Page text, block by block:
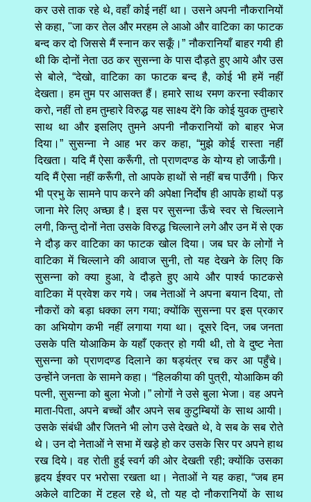
कर उसे ताक रहे थे, वहाँ कोई नहीं था। उसने अपनी नौकरानियों
से कहा, "जा कर तेल और मरहम ले आओ और वाटिका का फाटक
बन्द कर दो जिससे मैं स्नान कर सकूँ।” नौकरानियाँ बाहर गयी ही
थी कि दोनों नेता उठ कर सुसन्ना के पास दौड़ते हुए आये और उस
से बोले, “देखो, वाटिका का फाटक बन्द है, कोई भी हमें नहीं
देखता। हम तुम पर आसक्त हैं। हमारे साथ रमण करना स्वीकार
करो, नहीं तो हम तुम्हारे विरुद्ध यह साक्ष्य देंगे कि कोई युवक तुम्हारे
साथ था और इसलिए तुमने अपनी नौकरानियों को बाहर भेज
दिया।” सुसन्ना ने आह भर कर कहा, “मुझे कोई रास्ता नहीं
दिखता। यदि मैं ऐसा करूँगी, तो प्राणदण्ड के योग्य हो जाऊँगी।
यदि मैं ऐसा नहीं करूँगी, तो आपके हाथों से नहीं बच पाउँगी। फिर
भी प्रभु के सामने पाप करने की अपेक्षा निर्दोष ही आपके हाथों पड़
जाना मेरे लिए अच्छा है। इस पर सुसन्ना ऊँचे स्वर से चिल्लाने
लगी, किन्तु दोनों नेता उसके विरुद्ध चिल्लाने लगे और उन में से एक
ने दौड़ कर वाटिका का फाटक खोल दिया। जब घर के लोगों ने
वाटिका में चिल्लाने की आवाज सुनी, तो यह देखने के लिए कि
सुसन्ना को क्या हुआ, वे दौड़ते हुए आये और पार्श्व फाटकसे
वाटिका में प्रवेश कर गये। जब नेताओं ने अपना बयान दिया, तो
नौकरों को बड़ा धक्का लग गया; क्योंकि सुसन्ना पर इस प्रकार
का अभियोग कभी नहीं लगाया गया था। दूसरे दिन, जब जनता
उसके पति योआकिम के यहाँ एकत्र हो गयी थी, तो वे दुष्ट नेता
सुसन्ना को प्राणदण्ड दिलाने का षड्यंत्र रच कर आ पहुँचे।
उन्होंने जनता के सामने कहा। “हिलकीया की पुत्री, योआकिम की
पत्नी, सुसन्ना को बुला भेजो।” लोगों ने उसे बुला भेजा। वह अपने
माता-पिता, अपने बच्चों और अपने सब कुटुम्बियों के साथ आयी।
उसके संबंधी और जितने भी लोग उसे देखते थे, वे सब के सब रोते
थे। उन दो नेताओं ने सभा में खड़े हो कर उसके सिर पर अपने हाथ
रख दिये। वह रोती हुई स्वर्ग की ओर देखती रही; क्योंकि उसका
हृदय ईश्वर पर भरोसा रखता था। नेताओं ने यह कहा, “जब हम
अकेले वाटिका में टहल रहे थे, तो यह दो नौकरानियों के साथ